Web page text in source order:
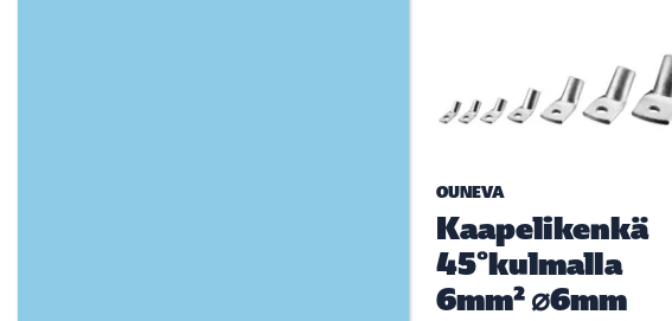
OUNEVA
Kaapelikenkä
45°kulmalla
6mm² ⌀6mm